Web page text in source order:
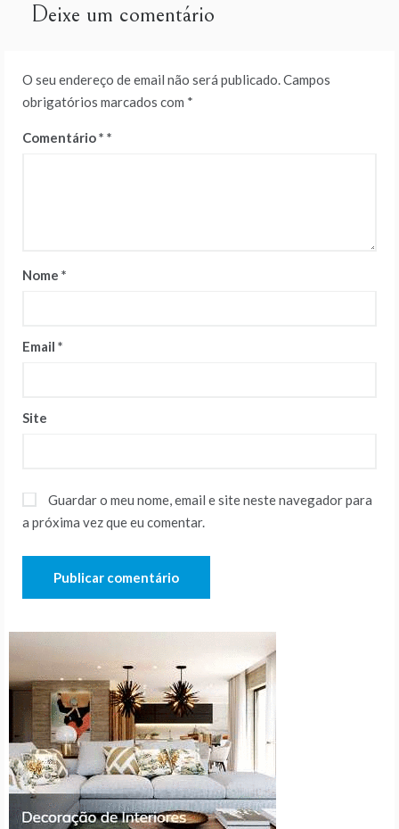
Deixe um comentário
O seu endereço de email não será publicado.Campos
obrigatórios marcados com *
Comentário*
Nome *
Email *
Site
Guardar o meu nome, email e site neste navegador para
a próxima vez que eu comentar.